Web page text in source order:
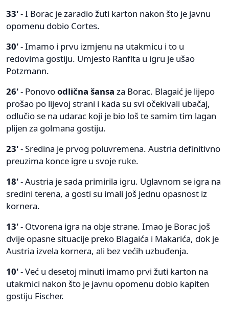
33'- I Borac je zaradio žuti karton nakon što je javnu
opomenu dobio Cortes.
30'- Imamo i prvu izmjenu na utakmicu i to u
redovima gostiju. Umjesto Ranflta u igru je ušao
Potzmann.
26'- Ponovoodlična šansa za Borac. Blagaić je lijepo
prošao po lijevoj strani i kada su svi očekivali ubačaj,
odlučio se na udarac koji je bio loš te samim tim lagan
plijen za golmana gostiju.
23'- Sredina je prvog poluvremena. Austria definitivno
preuzima konce igre u svoje ruke.
18'- Austria je sada primirila igru. Uglavnom se igra na
sredini terena, a gosti su imali još jednu opasnost iz
kornera.
13'- Otvorena igra na obje strane. Imao je Borac još
dvije opasne situacije preko Blagaića i Makarića, dok je
Austria izvela kornera, ali bez većih uzbuđenja.
10'- Već u desetoj minuti imamo prvi žuti karton na
utakmici nakon što je javnu opomenu dobio kapiten
gostiju Fischer.